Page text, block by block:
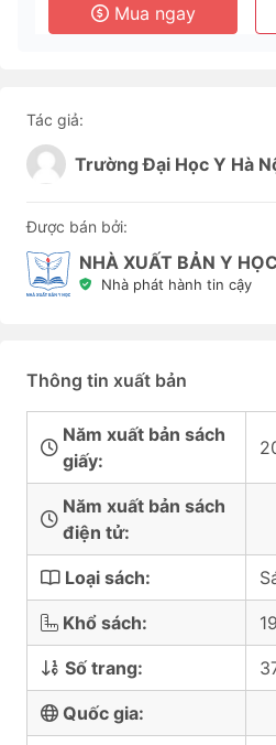
Mua ngay
Tác giả:
Trường Đại Học Y Hà
Được bán bởi:
NHÀ XUẤT BẢN Y HỌC
Nhà phát hành tin cậy
Thông tin xuất bản
Năm xuất bản sách
giấy:
Năm xuất bản sách
điện tử:
Loại sách:
Khổ sách:
Số trang:
Quốc gia: